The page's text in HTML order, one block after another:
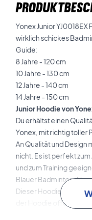
Yonex Junior YJ0018EX
wirklich schickes
Guide:
8 Jahre - 120 cm
10 Jahre - 130 cm
12 Jahre - 140 cm
14 Jahre - 150 cm
Junior Hoodie von
Du erhältst einen
Yonex, mit richtig toller
An Qualität und Design
nicht. Es ist perfekt
und zum Training
Blauer Badminton-
Dieser Hoodie für
der Hoodie offen und